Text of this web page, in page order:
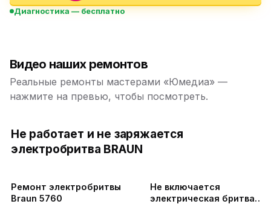
Диагностика — бесплатно
Видео наших ремонтов
Реальные ремонты мастерами «Юмедиа» —
нажмите на превью, чтобы посмотреть.
Не работает и не заряжается
электробритва BRAUN
Ремонт электробритвы
Braun 5760
Не включается
электрическая бритва